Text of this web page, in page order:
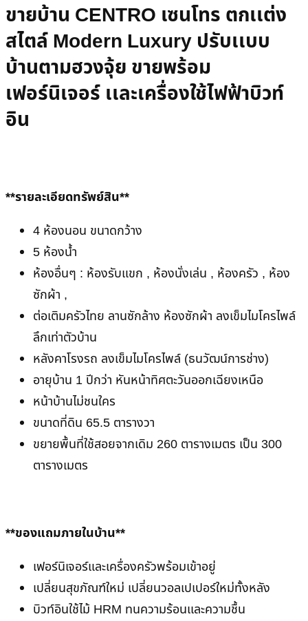
ขายบ้าน CENTRO เซนโทร ตกเเต่ง
สไตล์ Modern Luxury ปรับเเบบ
บ้านตามฮวงจุ้ย ขายพร้อม
เฟอร์นิเจอร์ เเละเครื่องใช้ไฟฟ้าบิวท์
อิน
**รายละเอียดทรัพย์สิน**
4 ห้องนอน ขนาดกว้าง
5 ห้องน้ำ
ห้องอื่นๆ : ห้องรับแขก , ห้องนั่งเล่น , ห้องครัว , ห้อง
ซักผ้า ,
ต่อเติมครัวไทย ลานซักล้าง ห้องซักผ้า ลงเข็มไมโครไพล์
ลึกเท่าตัวบ้าน
หลังคาโรงรถ ลงเข็มไมโครไพล์ (ธนวัฒน์การช่าง)
อายุบ้าน 1 ปีกว่า หันหน้าทิศตะวันออกเฉียงเหนือ
หน้าบ้านไม่ชนใคร
ขนาดที่ดิน 65.5 ตารางวา
ขยายพื้นที่ใช้สอยจากเดิม 260 ตารางเมตร เป็น 300
ตารางเมตร
**ของแถมภายในบ้าน**
เฟอร์นิเจอร์และเครื่องครัวพร้อมเข้าอยู่
เปลี่ยนสุขภัณฑ์ใหม่ เปลี่ยนวอลเปเปอร์ใหม่ทั้งหลัง
บิวท์อินใช้ไม้ HRM ทนความร้อนเเละความชื้น